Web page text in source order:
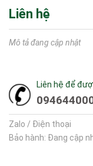
Liên hệ
Mô tả đang cập nhật
Liên hệ để
Zalo / Điện thoại
Bảo hành: Đang cập